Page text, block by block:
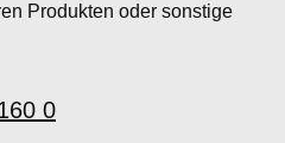
Produkten oder sonstige
0